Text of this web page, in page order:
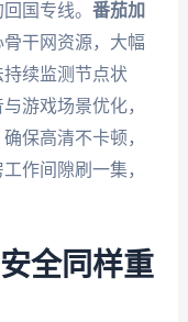
国专线。 番茄加
干网资源，大幅
续监测节点状
游戏场景优化，
保高清不卡顿，
作间隙刷一集，
全同样重